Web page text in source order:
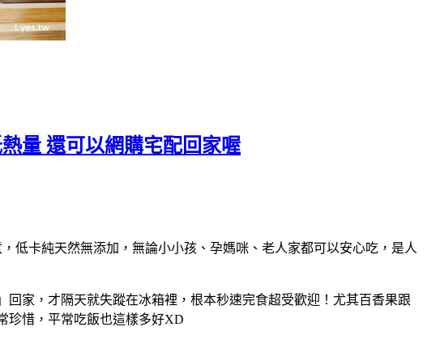
量 還可以網購宅配回家喔
低卡純天然無添加，無論小小孩、孕媽咪、老人家都可以安心吃，是人
家，才隔天就失蹤在冰箱裡，根本秒速完食超受歡迎！尤其百香果跟
珍惜，平常吃飯也這樣多好XD